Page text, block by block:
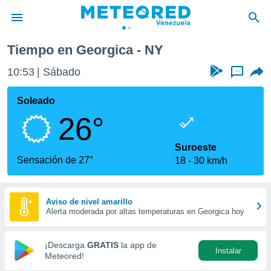
de
ha
calidad.
a este
las
y
forma
digital
basada
Tiempo en Georgica - NY
10:53 Sábado ...
Soleado
26°
Sensación de 27°
Suroeste
18
30 km/h
Aviso de nivel amarillo
Alerta moderada por altas temperaturas en Georgica hoy
¡Descarga GRATIS la app de
Meteored!
Instalar